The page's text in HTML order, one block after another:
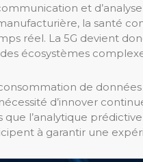
et
la santé
réel. La 5G devient
écosystèmes
de
d’innover
que l’analytique
à garantir une